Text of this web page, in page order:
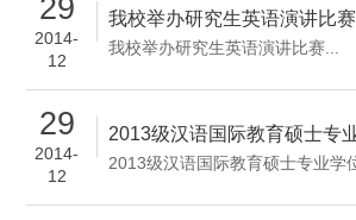
29
2014-
12
我校举办研究生英语演讲比赛
我校举办研究生英语演讲比赛...
29
2014-
12